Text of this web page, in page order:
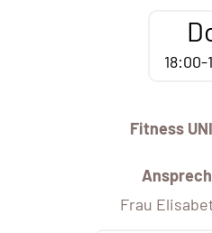
18:00-
Fitness
Frau